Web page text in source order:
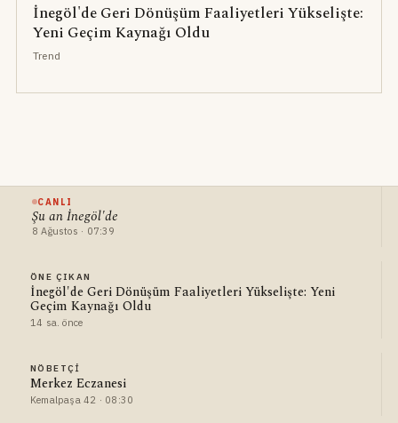
İnegöl'de Geri Dönüşüm Faaliyetleri Yükselişte:
Yeni Geçim Kaynağı Oldu
Trend
CANLI
Şu an İnegöl'de
8 Ağustos · 07:39
ÖNE ÇIKAN
İnegöl'de Geri Dönüşüm Faaliyetleri Yükselişte: Yeni
Geçim Kaynağı Oldu
14 sa. önce
NÖBETÇI
Merkez Eczanesi
Kemalpaşa 42 · 08:30